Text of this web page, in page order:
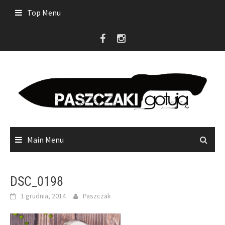
Top Menu
Main Menu
DSC_0198
1 grudnia, 2014 Paszczak